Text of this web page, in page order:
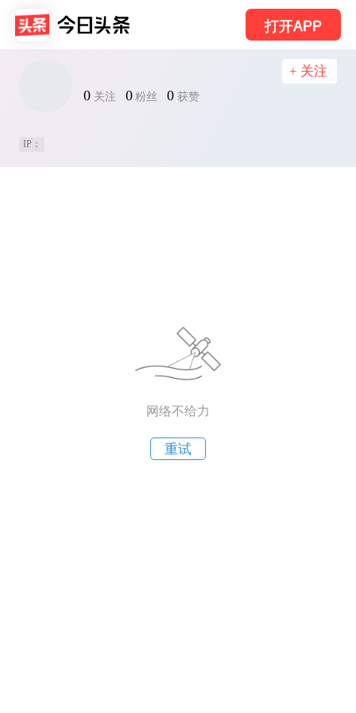
打开APP
0 关注 0 粉丝 0 获赞
+ 关注
IP：
网络不给力
重试